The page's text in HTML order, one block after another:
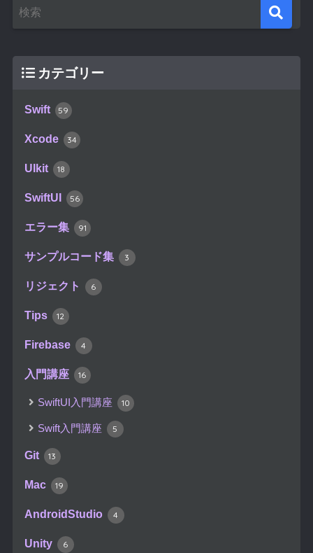
カテゴリー
Swift 59
Xcode 34
UIkit 18
SwiftUI 56
エラー集 91
サンプルコード集 3
リジェクト 6
Tips 12
Firebase 4
入門講座 16
SwiftUI入門講座 10
Swift入門講座 5
Git 13
Mac 19
AndroidStudio 4
Unity 6